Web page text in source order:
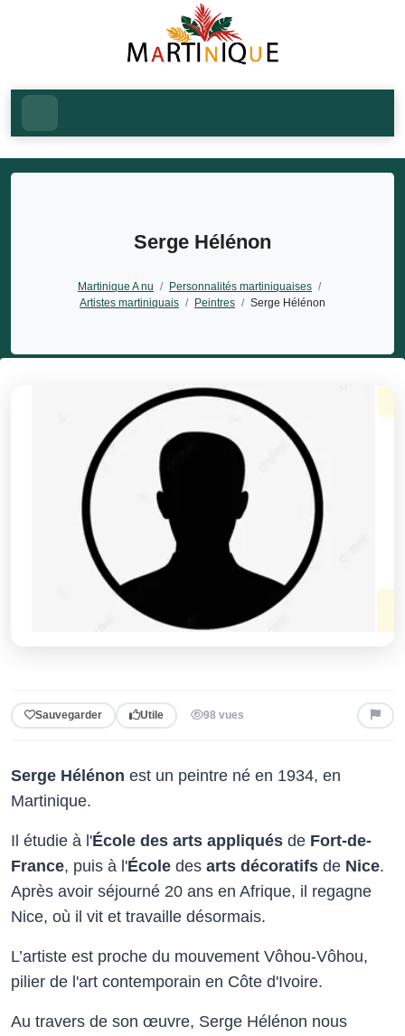
Serge Hélénon
Martinique A nu / Personnalités martiniquaises /
Artistes martiniquais / Peintres / Serge Hélénon
Sauvegarder Utile 98 vues
Serge Hélénon est un peintre né en 1934, en
Martinique.
Il étudie à l'École des arts appliqués de Fort-de-
France, puis à l'École des arts décoratifs de Nice.
Après avoir séjourné 20 ans en Afrique, il regagne
Nice, où il vit et travaille désormais.
L’artiste est proche du mouvement Vôhou-Vôhou,
pilier de l'art contemporain en Côte d'Ivoire.
Au travers de son œuvre, Serge Hélénon nous